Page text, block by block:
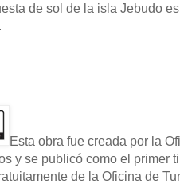
de sol de la isla Jebudo
Esta obra fue creada por la
y se publicó como el primer
de la Oficina de